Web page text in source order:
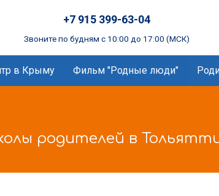
+7 915 399-63-04
Звоните по будням с 10:00 до 17:00 (МСК)
в Крыму Фильм "Родные люди"
родителей в